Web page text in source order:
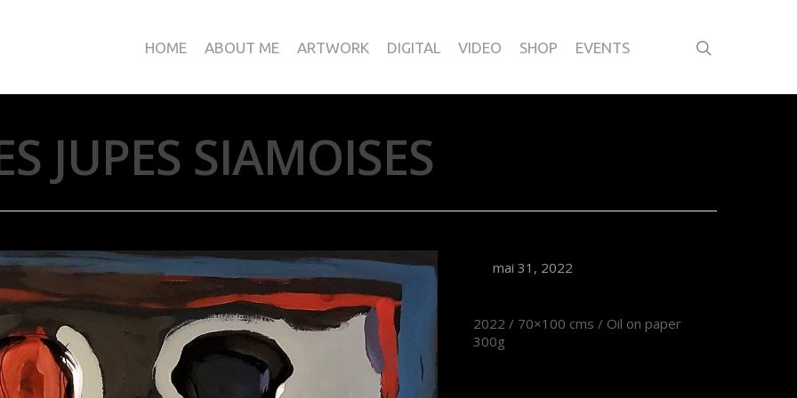
HOME ABOUT ME ARTWORK DIGITAL VIDEO SHOP EVENTS
JUPES SIAMOISES
mai 31, 2022
2022 / 70×100 cms / Oil on paper
300g